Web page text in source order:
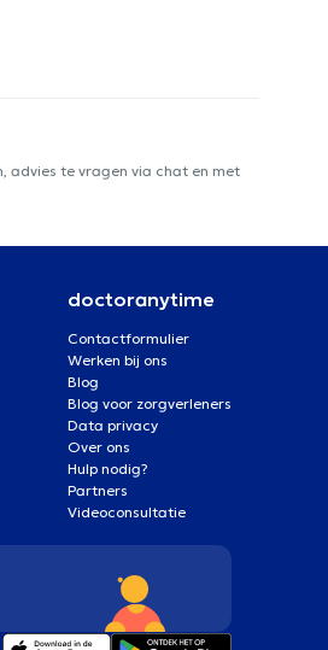
advies te vragen via chat en met
doctoranytime
Contactformulier
Werken bij ons
Blog
Blog voor zorgverleners
Data privacy
Over ons
Hulp nodig?
Partners
Videoconsultatie